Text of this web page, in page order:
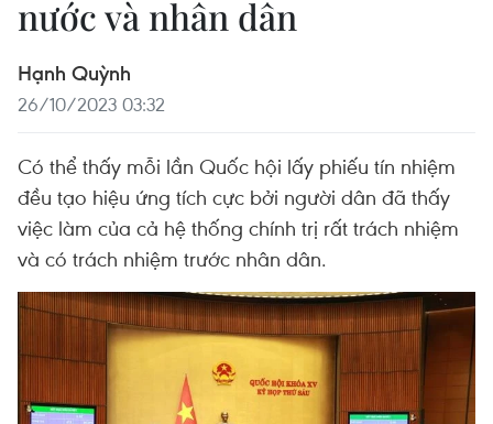
nước và nhân dân
Hạnh Quỳnh
26/10/2023 03:32
Có thể thấy mỗi lần Quốc hội lấy phiếu tín nhiệm
đều tạo hiệu ứng tích cực bởi người dân đã thấy
việc làm của cả hệ thống chính trị rất trách nhiệm
và có trách nhiệm trước nhân dân.